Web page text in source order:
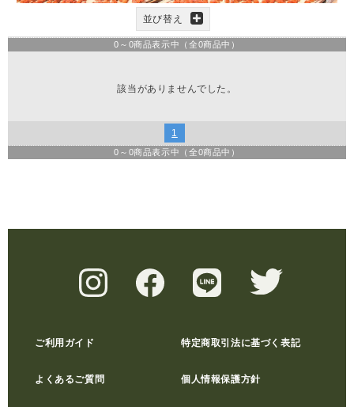
並び替え
0 ～ 0商品表示中（全0商品中）
該当がありませんでした。
1
0 ～ 0商品表示中（全0商品中）
ご利用ガイド 特定商取引法に基づく表記
よくあるご質問 個人情報保護方針